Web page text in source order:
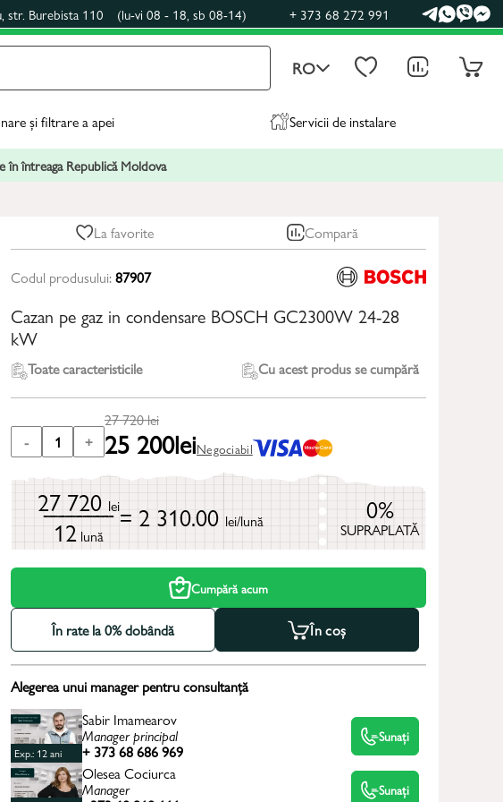
str. Burebista 110 (lu-vi 08 - 18, sb 08-14) + 373 68 272 991
RO
și filtrare a apei Servicii de instalare
în întreaga Republică Moldova
La favorite Compară
Codul produsului:87907
Cazan pe gaz in condensare BOSCH GC2300W 24-28
kW
Toate caracteristicile Cu acest produs se cumpără
- 1 +
27 720lei
25 200leiNegociabil
27 720 lei
12 lună
= 2 310.00 lei/lună 0%
SUPRAPLATĂ
Cumpără acum
În rate la 0% dobândă În coș
Alegerea unui manager pentru consultanță
Exp.: 12 ani
Sabir Imamearov
Manager principal
+ 373 68 686 969
Sunați
Olesea Cociurca
Manager Sunați